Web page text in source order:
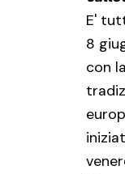
E'
8
con